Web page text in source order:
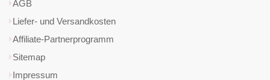
AGB
Liefer- und Versandkosten
Affiliate-Partnerprogramm
Sitemap
Impressum